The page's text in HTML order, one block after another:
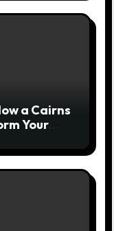
a Cairns
Your